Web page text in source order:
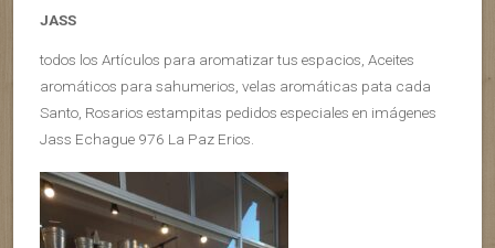
JASS
todos los Artículos para aromatizar tus espacios, Aceites
aromáticos para sahumerios, velas aromáticas pata cada
Santo, Rosarios estampitas pedidos especiales en imágenes
Jass Echague 976 La Paz Erios.